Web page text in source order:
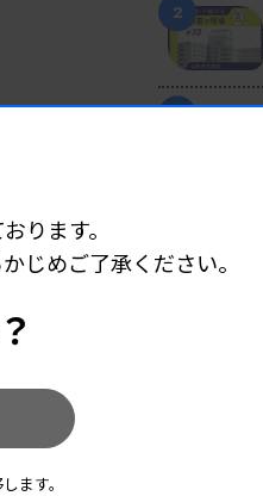
2
ります。
じめご了承ください。
ます。